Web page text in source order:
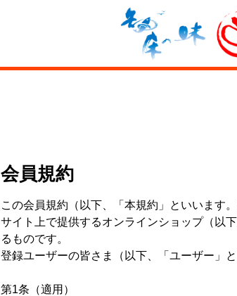
会員規約
この会員規約（以下、「本規約」といいます
サイト上で提供するオンラインショップ（以
るものです。
登録ユーザーの皆さま（以下、「ユーザー」
第1条（適用）